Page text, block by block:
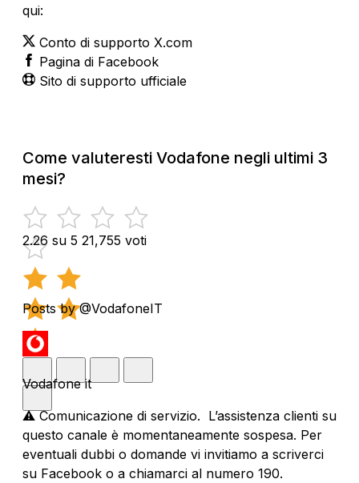
qui:
Conto di supporto X.com
Pagina di Facebook
Sito di supporto ufficiale
Come valuteresti Vodafone negli ultimi 3
mesi?
2.26 su 5 21,755 voti
Posts by @VodafoneIT
Vodafone it
⚠️ Comunicazione di servizio. L’assistenza clienti su
questo canale è momentaneamente sospesa. Per
eventuali dubbi o domande vi invitiamo a scriverci
su Facebook o a chiamarci al numero 190.